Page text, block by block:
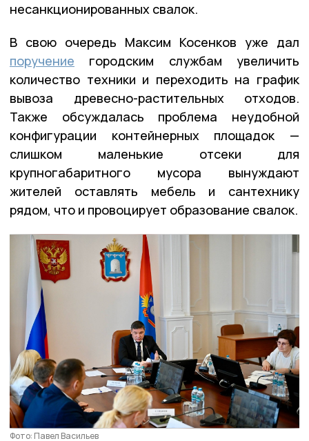
несанкционированных свалок.
В свою очередь Максим Косенков уже дал
поручение городским службам увеличить
количество техники и переходить на график
вывоза древесно-растительных отходов.
Также обсуждалась проблема неудобной
конфигурации контейнерных площадок —
слишком маленькие отсеки для
крупногабаритного мусора вынуждают
жителей оставлять мебель и сантехнику
рядом, что и провоцирует образование свалок.
Фото: Павел Васильев